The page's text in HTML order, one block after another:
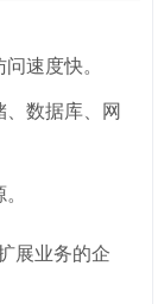
速度快。
、数据库、网
展业务的企